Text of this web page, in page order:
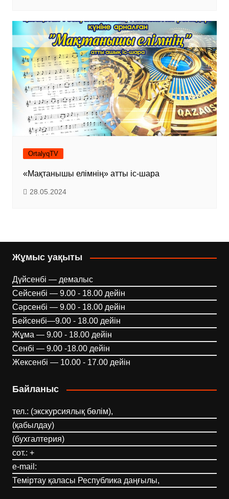
OrtalyqTV
«Мақтанышы елімнің» атты іс-шара
28.05.2024
Жұмыс уақыты
Дүйсенбі — демалыс
Сейсенбі — 9.00 - 18.00 дейін
Сәрсенбі — 9.00 - 18.00 дейін
Бейсенбі—9.00 - 18.00 дейін
Жұма — 9.00 - 18.00 дейін
Сенбі — 9.00 -18.00 дейін
Жексенбі — 10.00 - 17.00 дейін
Байланыс
тел.: (экскурсиялық бөлім),
(қабылдау)
(бухгалтерия)
сот.: +
e-mail:
Теміртау қаласы Республика даңғылы,